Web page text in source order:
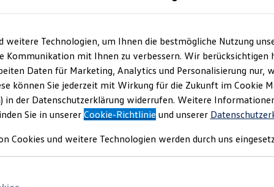
Diensten 1
weitere Technologien, um Ihnen die bestmögliche Nutzung
Kommunikation mit Ihnen zu verbessern. Wir berücksichtigen
Daten für Marketing, Analytics und Personalisierung nur,
können Sie jederzeit mit Wirkung für die Zukunft im Cookie
in der Datenschutzerklärung widerrufen. Weitere
Sie in unsererCookie-Richtlinie und unserer
Cookies und weitere Technologien werden durch uns